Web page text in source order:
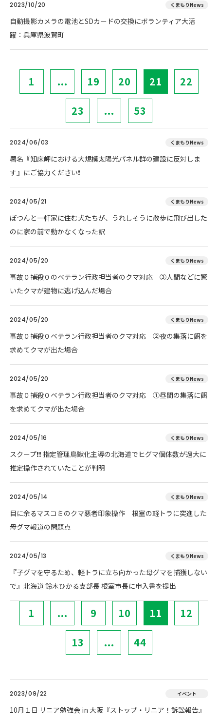
2023/10/20 くまもりNews
自動撮影カメラの電池とSDカードの交換にボランティア大活
躍：兵庫県波賀町
1 ... 19 20 21 22
23 ... 53
2024/06/03 くまもりNews
署名『知床岬における大規模太陽光パネル群の建設に反対しま
す』にご協力ください❗
2024/05/21 くまもりNews
ぽつんと一軒家に住む犬たちが、うれしそうに散歩に飛び出した
のに家の前で動かなくなった訳
2024/05/20 くまもりNews
事故０捕殺０のベテラン行政担当者のクマ対応 ③人間などに驚
いたクマが建物に逃げ込んだ場合
2024/05/20 くまもりNews
事故０捕殺０ベテラン行政担当者のクマ対応 ②夜の集落に餌を
求めてクマが出た場合
2024/05/20 くまもりNews
事故０捕殺０ベテラン行政担当者のクマ対応 ①昼間の集落に餌
を求めてクマが出た場合
2024/05/16 くまもりNews
スクープ❗❗ 指定管理鳥獣化主導の北海道でヒグマ個体数が過大に
推定操作されていたことが判明
2024/05/14 くまもりNews
目に余るマスコミのクマ悪者印象操作 根室の軽トラに突進した
母グマ報道の問題点
2024/05/13 くまもりNews
『子グマを守るため、軽トラに立ち向かった母グマを捕獲しない
で』北海道 鈴木ひかる支部長 根室市長に申入書を提出
1 ... 9 10 11 12
13 ... 44
2023/09/22 イベント
10月１日 リニア勉強会 in 大阪『ストップ・リニア！訴訟報告』